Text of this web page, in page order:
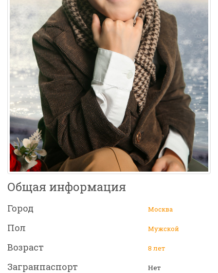
Общая информация
Город Москва
Пол Мужской
Возраст 8 лет
Загранпаспорт Нет